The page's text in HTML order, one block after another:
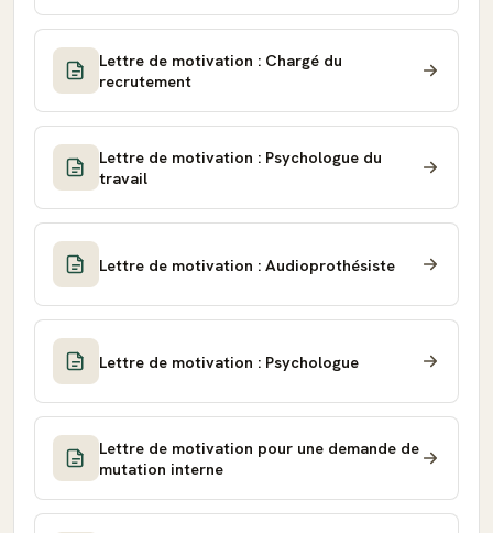
Lettre de motivation : Chargé du
recrutement
Lettre de motivation : Psychologue du
travail
Lettre de motivation : Audioprothésiste
Lettre de motivation : Psychologue
Lettre de motivation pour une demande de
mutation interne